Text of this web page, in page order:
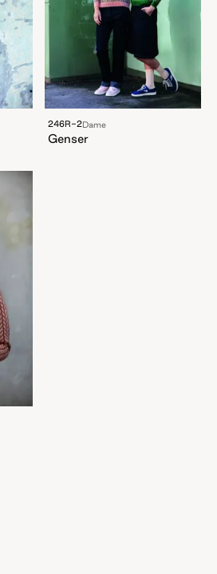
246R-2Dame
Genser